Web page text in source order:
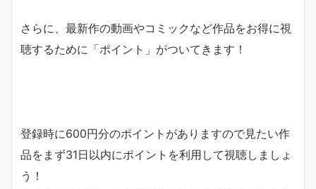
さらに、最新作の動画やコミックなど作品をお得に視
聴するために「ポイント 」がついてきます！
登録時に600円分のポイントがありますので見たい作
品をまず31日以内にポイントを利用して視聴しましょ
う！